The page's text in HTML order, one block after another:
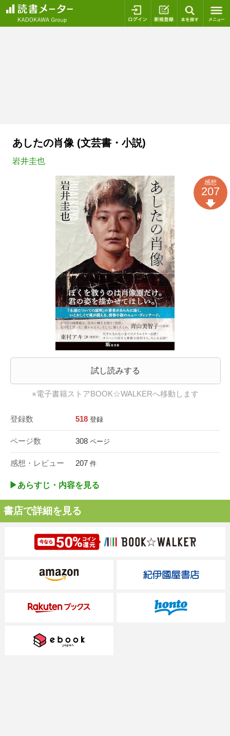
ログイン 新規登録
あしたの肖像 (文芸書・小説)
岩井圭也
試し読みする
※電子書籍ストアBOOK☆WALKERへ移動します
登録数 518 登録
ページ数 308 ページ
感想・レビュー 207 件
感想
207
▶︎あらすじ・内容を見る
書店で詳細を見る